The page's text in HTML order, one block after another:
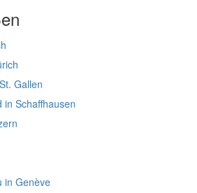
Gallen
in Schaffhausen
in Genève